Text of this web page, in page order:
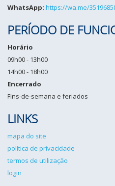
WhatsApp: https://wa.me/
PERÍODO DE
Horário
09h00 - 13h00
14h00 - 18h00
Encerrado
Fins-de-semana e feriados
LINKS
mapa do site
política de privacidade
termos de utilização
login